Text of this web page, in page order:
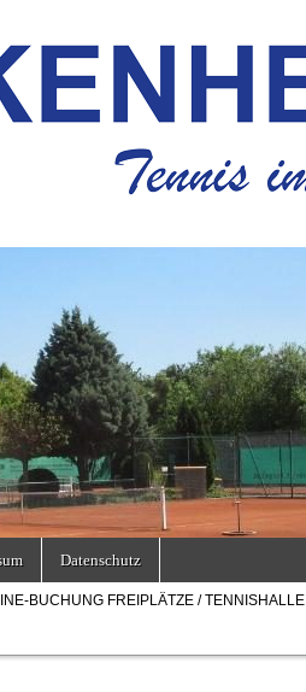
Datenschutz
BUCHUNG FREIPLÄTZE / TENNISHALLE